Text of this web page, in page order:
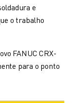
e
o trabalho
FANUC CRX-
para o ponto